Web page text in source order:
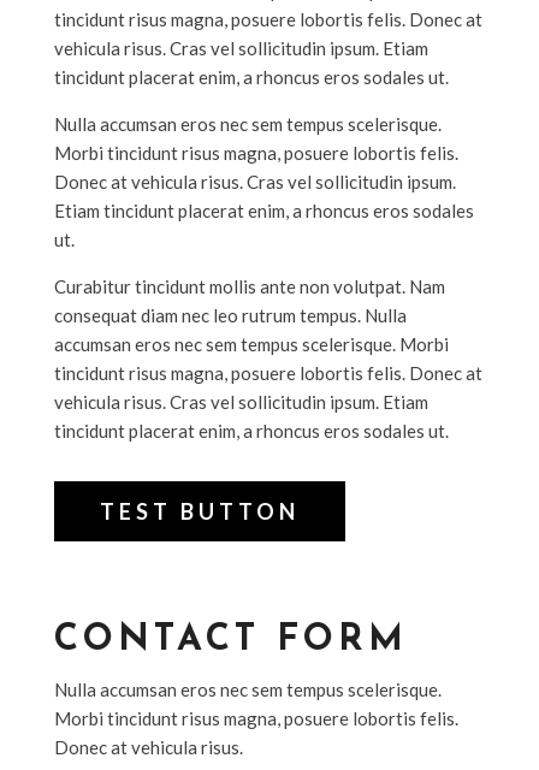
tincidunt risus magna, posuere lobortis felis. Donec at
vehicula risus. Cras vel sollicitudin ipsum. Etiam
tincidunt placerat enim, a rhoncus eros sodales ut.
Nulla accumsan eros nec sem tempus scelerisque.
Morbi tincidunt risus magna, posuere lobortis felis.
Donec at vehicula risus. Cras vel sollicitudin ipsum.
Etiam tincidunt placerat enim, a rhoncus eros sodales
ut.
Curabitur tincidunt mollis ante non volutpat. Nam
consequat diam nec leo rutrum tempus. Nulla
accumsan eros nec sem tempus scelerisque. Morbi
tincidunt risus magna, posuere lobortis felis. Donec at
vehicula risus. Cras vel sollicitudin ipsum. Etiam
tincidunt placerat enim, a rhoncus eros sodales ut.
TEST BUTTON
CONTACT FORM
Nulla accumsan eros nec sem tempus scelerisque.
Morbi tincidunt risus magna, posuere lobortis felis.
Donec at vehicula risus.